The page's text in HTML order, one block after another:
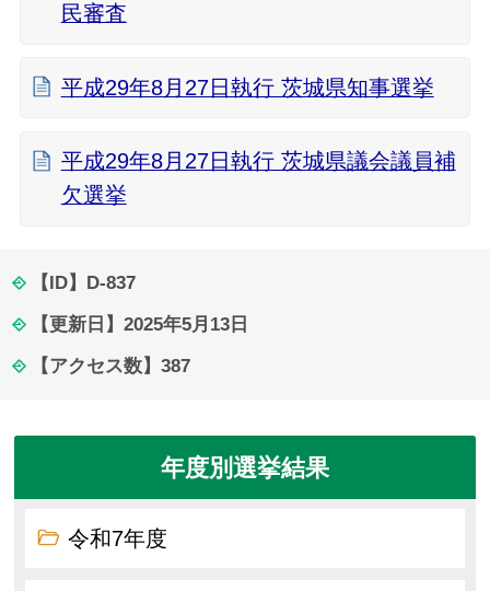
民審査
平成29年8月27日執行 茨城県知事選挙
平成29年8月27日執行 茨城県議会議員補
欠選挙
【ID】 D-837
【更新日】 2025年5月13日
【アクセス数】 387
年度別選挙結果
令和7年度